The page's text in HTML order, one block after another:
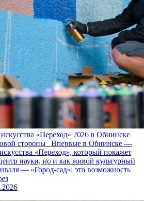
«Переход» 2026 в Обнинске
стороны Впервые в Обнинске —
«Переход», который покажет
науки, но и как живой культурный
— «Город‑сад»: это возможность